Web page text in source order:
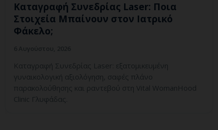
Καταγραφή Συνεδρίας Laser: Ποια
Στοιχεία Μπαίνουν στον Ιατρικό
Φάκελο;
Καταγραφή Συνεδρίας Laser: εξατομικευμένη
γυναικολογική αξιολόγηση, σαφές πλάνο
παρακολούθησης και ραντεβού στη Vital WomanHood
Clinic Γλυφάδας.